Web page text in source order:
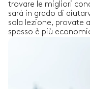
trovare le migliori
sarà in grado di
sola lezione, provate
spesso è più